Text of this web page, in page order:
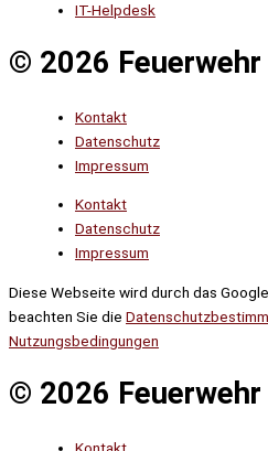
IT-Helpdesk
© 2026
Kontakt
Datenschutz
Impressum
Kontakt
Datenschutz
Impressum
Diese Webseite wird durch das
beachten Sie die
Nutzungsbedingungen
© 2026
Kontakt